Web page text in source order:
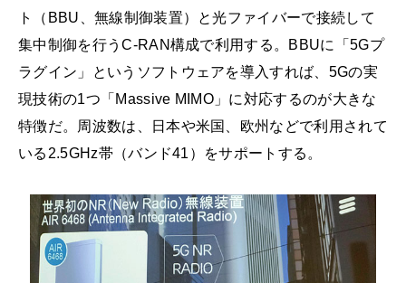
ト（BBU、無線制御装置）と光ファイバーで接続して
集中制御を行うC-RAN構成で利用する。BBUに「5Gプ
ラグイン」というソフトウェアを導入すれば、5Gの実
現技術の1つ「Massive MIMO」に対応するのが大きな
特徴だ。周波数は、日本や米国、欧州などで利用されて
いる2.5GHz帯（バンド41）をサポートする。